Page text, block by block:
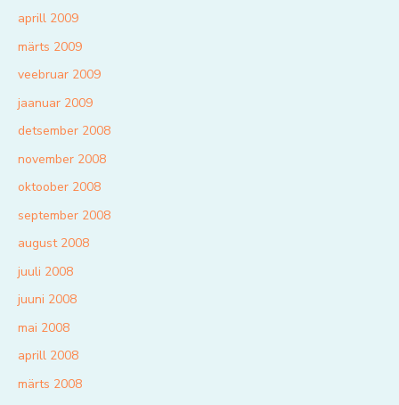
aprill 2009
märts 2009
veebruar 2009
jaanuar 2009
detsember 2008
november 2008
oktoober 2008
september 2008
august 2008
juuli 2008
juuni 2008
mai 2008
aprill 2008
märts 2008